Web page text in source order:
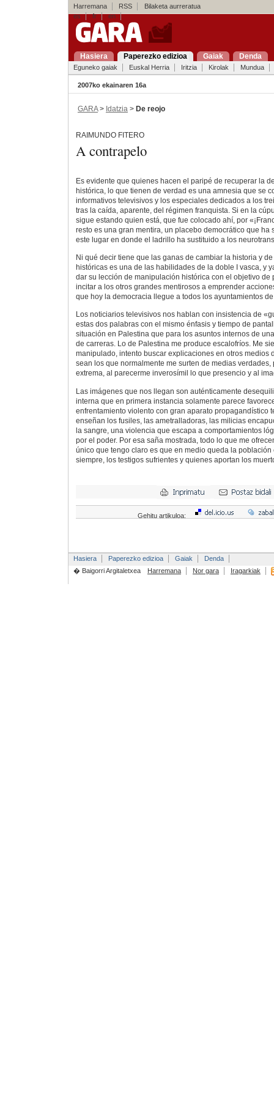
Harremana RSS
Bilaketa aurreratua
es
fr en
Hasiera Paperezko edizioa Gaiak Denda
Eguneko gaiak Euskal Herria Iritzia Kirolak Mundua
2007ko ekainaren 16a
GARA> Idatzia > De reojo
RAIMUNDO FITERO
A contrapelo
Es evidente que quienes hacen el paripé de recuperar la
histórica, lo que tienen de verdad es una amnesia que se
informativos televisivos y los especiales dedicados a los
tras la caída, aparente, del régimen franquista. Si en la
sigue estando quien está, que fue colocado ahí, por
resto es una gran mentira, un placebo democrático que ha
este lugar en donde el ladrillo ha sustituido a los
Ni qué decir tiene que las ganas de cambiar la historia y
históricas es una de las habilidades de la doble I vasca, y
dar su lección de manipulación histórica con el objetivo de
incitar a los otros grandes mentirosos a emprender
que hoy la democracia llegue a todos los ayuntamientos
Los noticiarios televisivos nos hablan con insistencia de
estas dos palabras con el mismo énfasis y tiempo de
situación en Palestina que para los asuntos internos de
de carreras. Lo de Palestina me produce escalofríos. Me
manipulado, intento buscar explicaciones en otros medios
sean los que normalmente me surten de medias
extrema, al parecerme inverosímil lo que presencio y al
Las imágenes que nos llegan son auténticamente
interna que en primera instancia solamente parece
enfrentamiento violento con gran aparato propagandístico
enseñan los fusiles, las ametralladoras, las milicias
la sangre, una violencia que escapa a comportamientos
por el poder. Por esa saña mostrada, todo lo que me
único que tengo claro es que en medio queda la población
siempre, los testigos sufrientes y quienes aportan los
Gehitu artikuloa:
Hasiera Paperezko edizioa Gaiak
Denda
� Baigorri Argitaletxea
Harremana Nor gara Iragarkiak